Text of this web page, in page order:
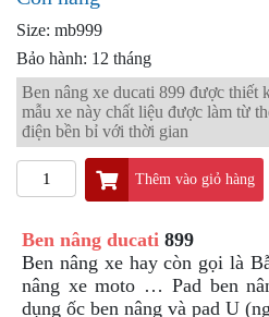
CHƠI
PG1
PHỤ
KIỆN
YAMAHA
PG-
1
CẢNG
GIVI
ZR
Size: mb999
Bảo hành: 12 tháng
Ben nâng xe ducati 899 được thiết
mẫu xe này chất liệu được làm từ
điện bền bỉ với thời gian
Thêm vào giỏ hàng
Ben nâng ducati 899
Ben nâng xe hay còn gọi là
nâng xe moto … Pad ben
dụng ốc ben nâng và pad U